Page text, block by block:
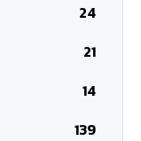
24
21
14
139